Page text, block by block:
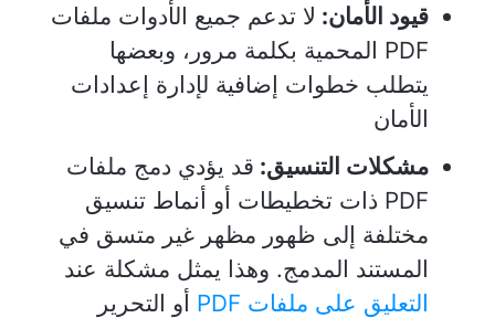
قيود الأمان: لا تدعم جميع الأدوات ملفات
PDF المحمية بكلمة مرور، وبعضها
يتطلب خطوات إضافية لإدارة إعدادات
الأمان
مشكلات التنسيق: قد يؤدي دمج ملفات
PDF ذات تخطيطات أو أنماط تنسيق
مختلفة إلى ظهور مظهر غير متسق في
المستند المدمج. وهذا يمثل مشكلة عند
التعليق على ملفات PDF
أو التحرير